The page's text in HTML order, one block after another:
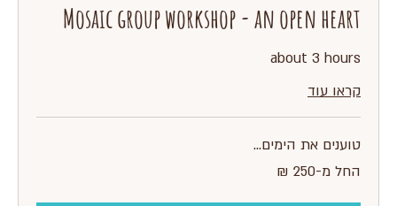
Mosaic group workshop - an open heart
about 3 hours
קראו עוד
טוענים את הימים...
מ-250
החל מ-‏250 ‏₪